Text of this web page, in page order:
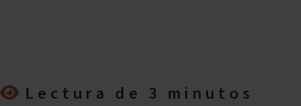
Lectura de 3 minutos